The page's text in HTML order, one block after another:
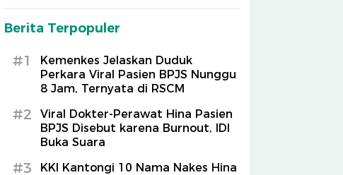
Berita Terpopuler
#1
Kemenkes Jelaskan Duduk
Perkara Viral Pasien BPJS Nunggu
8 Jam, Ternyata di RSCM
#2
Viral Dokter-Perawat Hina Pasien
BPJS Disebut karena Burnout, IDI
Buka Suara
#3
KKI Kantongi 10 Nama Nakes Hina